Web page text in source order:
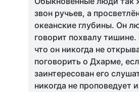
звон ручьев, а
океанские глубины. Он
говорит похвалу тишине.
что он никогда не
поговорить о Дхарме,
заинтересован его
никогда не проповедует